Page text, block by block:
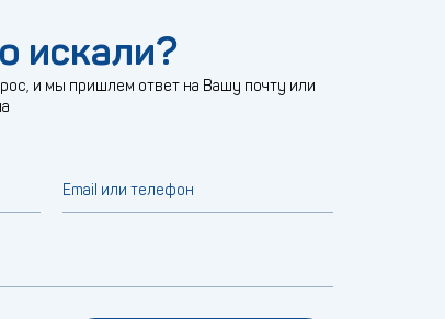
искали?
и мы пришлем ответ на Вашу почту или
Email или телефон